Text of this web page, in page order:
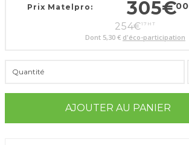
Prix Matelpro: 305€00
254€17 HT
Dont 5,30 € d'éco-participation
Quantité
AJOUTER AU PANIER